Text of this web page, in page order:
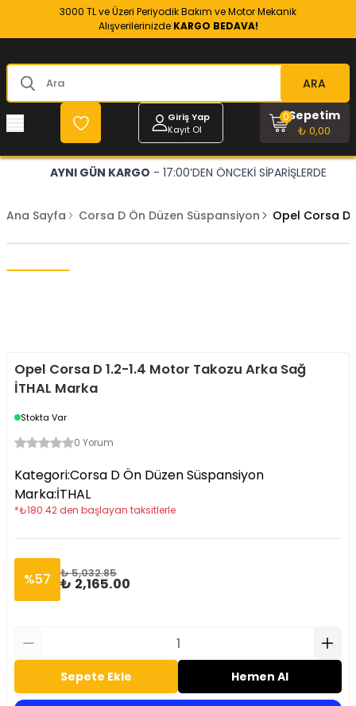
3000 TL ve Üzeri Periyodik Bakım ve Motor Mekanik
Alışverilerinizde KARGO BEDAVA!
ARA
Giriş Yap
Kayıt Ol
Sepetim
₺ 0,00
0
AYNI GÜN KARGO - 17:00’DEN ÖNCEKİ SİPARİŞLERDE
Ana Sayfa Corsa D Ön Düzen Süspansiyon Opel Corsa D
Opel Corsa D 1.2-1.4 Motor Takozu Arka Sağ
İTHAL Marka
Stokta Var
0 Yorum
Kategori:Corsa D Ön Düzen Süspansiyon
Marka:İTHAL
*₺180.42 den başlayan taksitlerle
%57 ₺ 5,032.85
₺ 2,165.00
Sepete Ekle Hemen Al